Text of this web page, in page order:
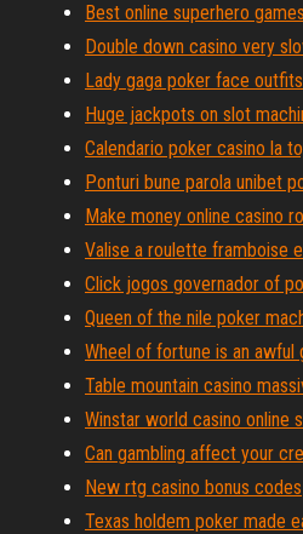
Best online superhero games
Double down casino very
Lady gaga poker face outfits
Huge jackpots on slot
Calendario poker casino la
Ponturi bune parola unibet
Make money online casino
Valise a roulette framboise
Click jogos governador of
Queen of the nile poker
Wheel of fortune is an awful
Table mountain casino
Winstar world casino online
Can gambling affect your
New rtg casino bonus codes
Texas holdem poker made